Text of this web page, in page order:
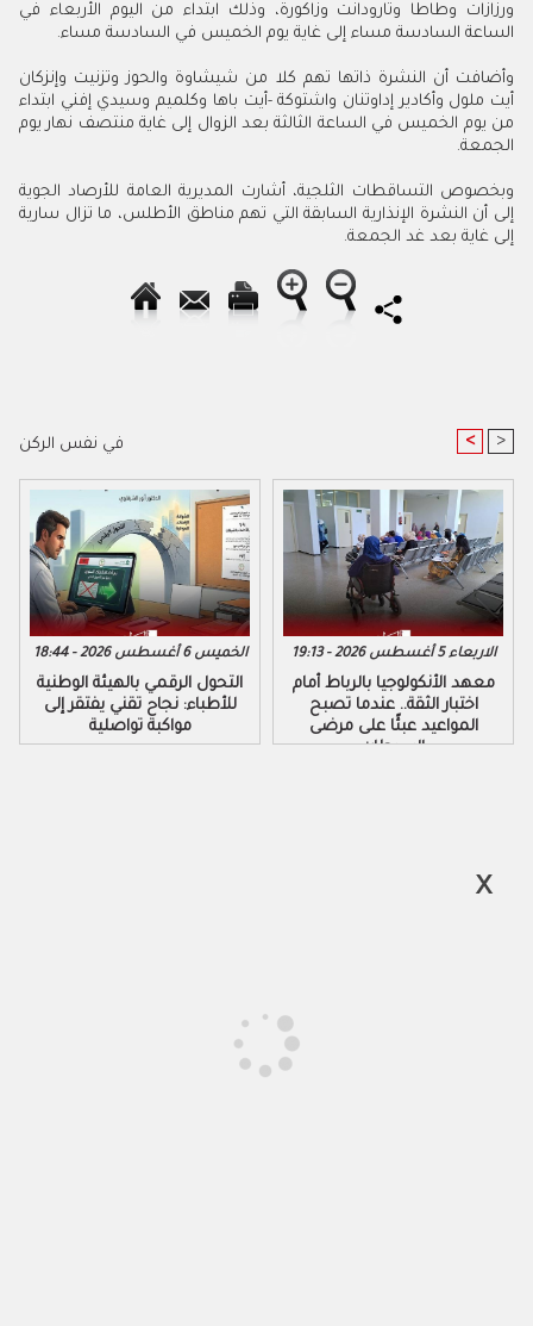
ورزازات وطاطا وتارودانت وزاكورة، وذلك ابتداء من اليوم الأربعاء في
الساعة السادسة مساء إلى غاية يوم الخميس في السادسة مساء.
وأضافت أن النشرة ذاتها تهم كلا من شيشاوة والحوز وتزنيت وإنزكان
أيت ملول وأكادير إداوتنان واشتوكة -أيت باها وكلميم وسيدي إفني ابتداء
من يوم الخميس في الساعة الثالثة بعد الزوال إلى غاية منتصف نهار يوم
الجمعة.
وبخصوص التساقطات الثلجية، أشارت المديرية العامة للأرصاد الجوية
إلى أن النشرة الإنذارية السابقة التي تهم مناطق الأطلس، ما تزال سارية
إلى غاية بعد غد الجمعة.
في نفس الركن < >
الخميس 6 أغسطس 2026 - 18:44
التحول الرقمي بالهيئة الوطنية
للأطباء: نجاح تقني يفتقر إلى
مواكبة تواصلية
الاربعاء 5 أغسطس 2026 - 19:13
معهد الأنكولوجيا بالرباط أمام
اختبار الثقة.. عندما تصبح
المواعيد عبئًا على مرضى
السرطان